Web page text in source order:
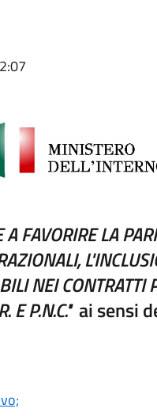
FAVORIRE LA PARI
NEI CONTRATTI
E P.N.C."ai sensi